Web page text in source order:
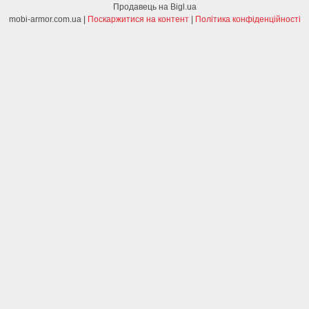
Продавець на Bigl.ua
mobi-armor.com.ua | Поскаржитися на контент | Політика конфіденційності